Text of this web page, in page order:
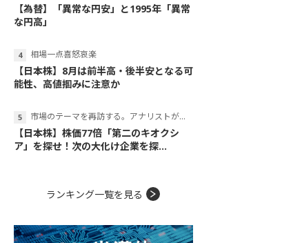
【為替】「異常な円安」と1995年「異常
な円高」
相場一点喜怒哀楽
【日本株】8月は前半高・後半安となる可
能性、高値掴みに注意か
市場のテーマを再訪する。アナリストが読み解くテーマの本質
【日本株】株価77倍「第二のキオクシ
ア」を探せ！次の大化け企業を探...
ランキング一覧を見る